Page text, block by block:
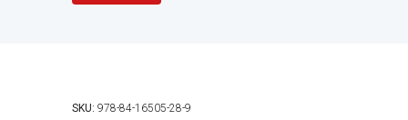
SKU: 978-84-16505-28-9